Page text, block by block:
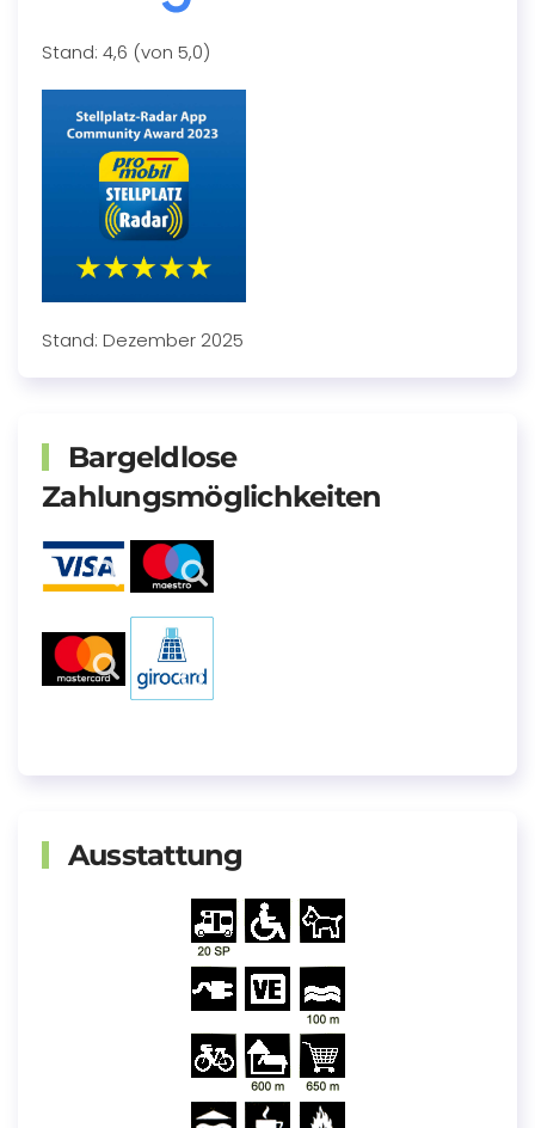
Stand: 4,6 (von 5,0)
Stand: Dezember 2025
Bargeldlose
Zahlungsmöglichkeiten
Ausstattung